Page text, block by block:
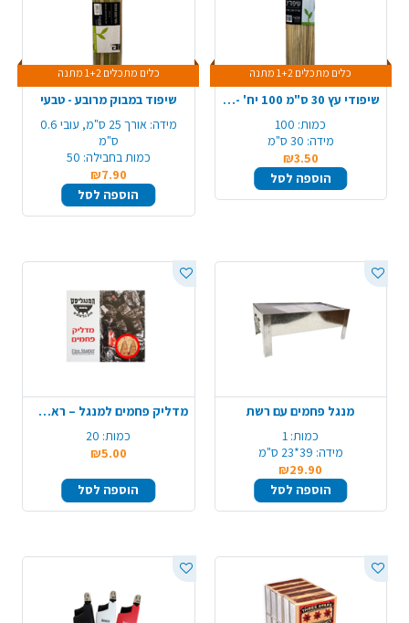
כלים מתכלים 1+2 מתנה
שיפודי עץ 30 ס"מ 100 יח' - טבעי
כמות: 100
מידה: 30 ס"מ
₪3.50
הוספה לסל
כלים מתכלים 1+2 מתנה
שיפוד במבוק מרובע - טבעי
מידה:
אורך 25 ס"מ, עובי 0.6
ס"מ
כמות בחבילה: 50
₪7.90
הוספה לסל
מנגל פחמים עם רשת
כמות: 1
מידה: 39*23 ס"מ
₪29.90
הוספה לסל
מדליק פחמים למנגל – ראש גפרור
כמות: 20
₪5.00
הוספה לסל